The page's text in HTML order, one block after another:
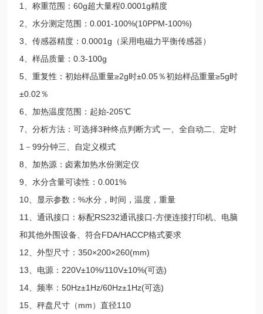
1、称重范围：60g超大量程0.0001g精度
2、水分测定范围：0.001-100%(10PPM-100%)
3、传感器精度：0.0001g（采用电磁力平衡传感器）
4、样品质量：0.3-100g
5、重复性：初始样品重量≥2g时±0.05％初始样品重量≥5g时
±0.02％
6、加热温度范围：起始-205℃
7、分析方法：可选择3种终点判断方式 一、全自动二、定时
1－99分钟三、自定义模式
8、加热源：卤素加热水份测定仪
9、水分含量可读性：0.001%
10、显示参数：%水分，时间，温度，重量
11、通讯接口：标配RS232通讯接口-方便连接打印机、电脑
和其他外围设备、符合FDA/HACCP格式要求
12、外型尺寸：350×200×260(mm)
13、电源：220V±10%/110V±10%(可选)
14、频率：50Hz±1Hz/60Hz±1Hz(可选)
15、秤盘尺寸（mm）直径110